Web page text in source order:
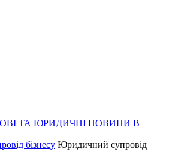
бізнесу Юридичний супровід